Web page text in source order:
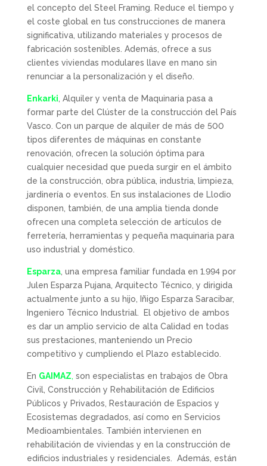
el concepto del Steel Framing. Reduce el tiempo y
el coste global en tus construcciones de manera
significativa, utilizando materiales y procesos de
fabricación sostenibles. Además, ofrece a sus
clientes viviendas modulares llave en mano sin
renunciar a la personalización y el diseño.
Enkarki , Alquiler y venta de Maquinaria pasa a
formar parte del Clúster de la construcción del País
Vasco. Con un parque de alquiler de más de 500
tipos diferentes de máquinas en constante
renovación, ofrecen la solución óptima para
cualquier necesidad que pueda surgir en el ámbito
de la construcción, obra pública, industria, limpieza,
jardinería o eventos. En sus instalaciones de Llodio
disponen, también, de una amplia tienda donde
ofrecen una completa selección de artículos de
ferretería, herramientas y pequeña maquinaria para
uso industrial y doméstico.
Esparza, una empresa familiar fundada en 1.994 por
Julen Esparza Pujana, Arquitecto Técnico, y dirigida
actualmente junto a su hijo, Iñigo Esparza Saracibar,
Ingeniero Técnico Industrial. El objetivo de ambos
es dar un amplio servicio de alta Calidad en todas
sus prestaciones, manteniendo un Precio
competitivo y cumpliendo el Plazo establecido.
En GAIMAZ, son especialistas en trabajos de Obra
Civil, Construcción y Rehabilitación de Edificios
Públicos y Privados, Restauración de Espacios y
Ecosistemas degradados, así como en Servicios
Medioambientales. También intervienen en
rehabilitación de viviendas y en la construcción de
edificios industriales y residenciales. Además, están